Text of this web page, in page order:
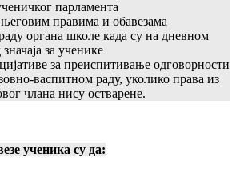
парламента
правима и обавезама
органа школе када су на дневном
за ученике
за преиспитивање одговорности
васпитном раду, уколико права из
члана нису остварене.
ученика су да: